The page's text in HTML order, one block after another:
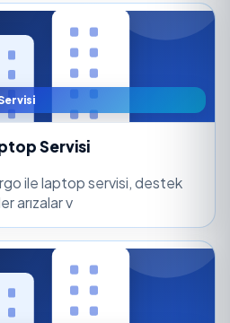
Servisi
ile laptop servisi, destek
arızalar v